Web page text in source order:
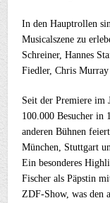
In den Hauptrollen
Musicalszene zu
Schreiner, Hannes
Fiedler, Chris
Seit der Premiere im
100.000 Besucher in
anderen Bühnen
München, Stuttgart
Ein besonderes
Fischer als Päpstin
ZDF-Show, was den